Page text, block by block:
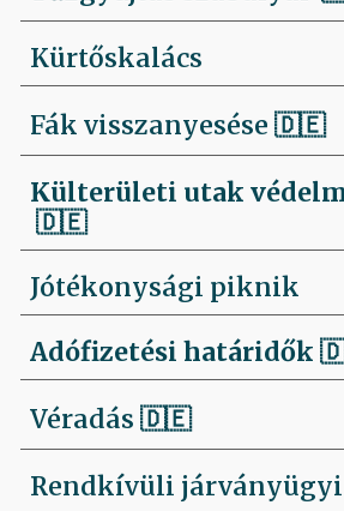
Kürtőskalács
Fák visszanyesése🇩🇪
Külterületi utak
🇩🇪
Jótékonysági piknik
Adófizetési határidők
Véradás🇩🇪
Rendkívüli